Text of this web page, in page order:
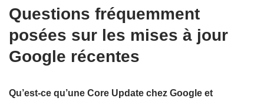
Questions fréquemment
posées sur les mises à jour
Google récentes
Qu’est-ce qu’une Core Update chez Google et